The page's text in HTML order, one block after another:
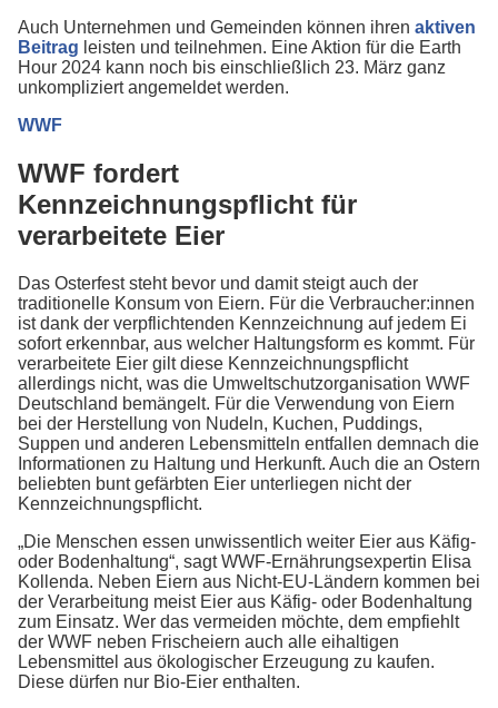
Auch Unternehmen und Gemeinden können ihren aktiven
Beitrag leisten und teilnehmen. Eine Aktion für die Earth
Hour 2024 kann noch bis einschließlich 23. März ganz
unkompliziert angemeldet werden.
WWF
WWF fordert
Kennzeichnungspflicht für
verarbeitete Eier
Das Osterfest steht bevor und damit steigt auch der
traditionelle Konsum von Eiern. Für die Verbraucher:innen
ist dank der verpflichtenden Kennzeichnung auf jedem Ei
sofort erkennbar, aus welcher Haltungsform es kommt. Für
verarbeitete Eier gilt diese Kennzeichnungspflicht
allerdings nicht, was die Umweltschutzorganisation WWF
Deutschland bemängelt. Für die Verwendung von Eiern
bei der Herstellung von Nudeln, Kuchen, Puddings,
Suppen und anderen Lebensmitteln entfallen demnach die
Informationen zu Haltung und Herkunft. Auch die an Ostern
beliebten bunt gefärbten Eier unterliegen nicht der
Kennzeichnungspflicht.
„Die Menschen essen unwissentlich weiter Eier aus Käfig-
oder Bodenhaltung“, sagt WWF-Ernährungsexpertin Elisa
Kollenda. Neben Eiern aus Nicht-EU-Ländern kommen bei
der Verarbeitung meist Eier aus Käfig- oder Bodenhaltung
zum Einsatz. Wer das vermeiden möchte, dem empfiehlt
der WWF neben Frischeiern auch alle eihaltigen
Lebensmittel aus ökologischer Erzeugung zu kaufen.
Diese dürfen nur Bio-Eier enthalten.